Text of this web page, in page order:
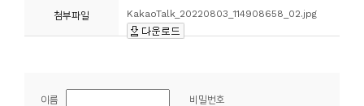
첨부파일 KakaoTalk_20220803_114908658_02.jpg
이름 비밀번호
진